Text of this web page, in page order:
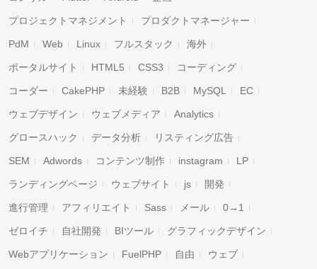
プロジェクトマネジメント プロダクトマネージャー
PdM Web Linux フルスタック 海外
ポータルサイト HTML5 CSS3 コーディング
コーダー CakePHP 未経験 B2B MySQL EC
ウェブデザイン ウェブメディア Analytics
グロースハック データ分析 リスティング広告
SEM Adwords コンテンツ制作 instagram LP
ランディングページ ウェブサイト js 開発
進行管理 アフィリエイト Sass メール 0→1
ゼロイチ 自社開発 BIツール グラフィックデザイン
Webアプリケーション FuelPHP 自由 ウェブ